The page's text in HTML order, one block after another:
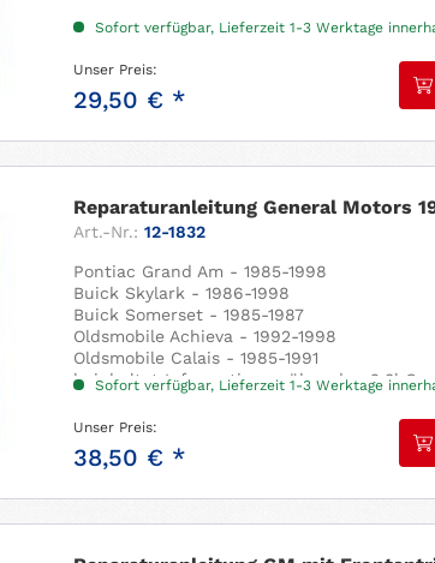
Sofort verfügbar, Lieferzeit 1-3 Werktage
Unser Preis:
29,50 € *
Reparaturanleitung General Motors
Art.-Nr.: 12-1832
Pontiac Grand Am - 1985-1998
Buick Skylark - 1986-1998
Buick Somerset - 1985-1987
Oldsmobile Achieva - 1992-1998
Oldsmobile Calais - 1985-1991
beinhaltet Informationen über den 2,3l
wurde.
Alle Anleitungen sind englischsprachig .
Reich bebildert, mit...
Sofort verfügbar, Lieferzeit 1-3 Werktage
Unser Preis:
38,50 € *